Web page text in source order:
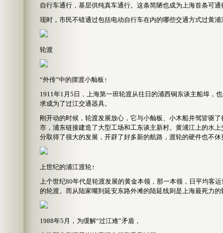
自行车通行，基层供纯真车通行。这条简陋也成为上海首条可
现时，市民不错通过包括电动自行车在内的哪些交通方式过黄浦
轮渡
“外传”中的摆渡小舢板↑
1911年1月5日，上海第一班轮渡从往日的浦西铜东谈主船埠，
求成为了过江交通器具。
刚开动的时候，轮渡发展放心，它与小舢板、小木船并驾皆驱
市，浦东链接建造了大型工场和工东谈主新村。黄浦江上的水
分取得了很大的发展，开辟了好多新的航路，渡轮的硬件也不休
上世纪的浦江渡轮↑
上个世纪80年代是轮渡发展的黄金本领，那一本领，日平均客
的轮渡。而从陆家嘴到延安东路外滩的陆延线则是上海最死力
1988年5月，为缓解“过江难”矛盾，